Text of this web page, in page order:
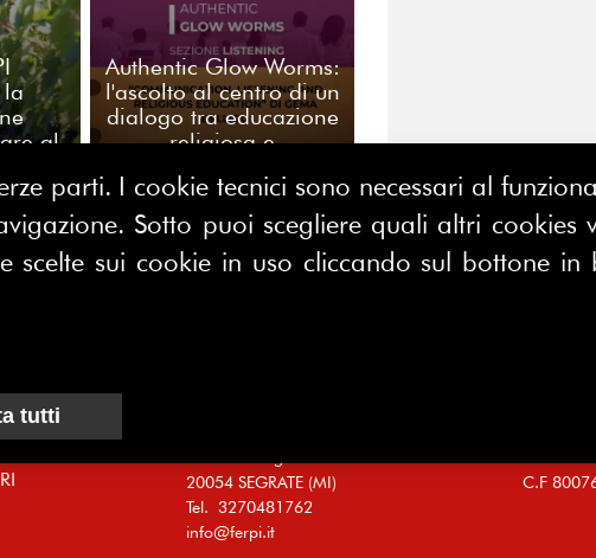
la
al
Authentic Glow Worms:
l'ascolto al centro di un
dialogo tra educazione
religiosa e
CONTATTACI
20054 SEGRATE (MI)
Tel. 3270481762
info@ferpi.it
C.F
parti. I cookie tecnici sono necessari al
Sotto puoi scegliere quali altri cookies
scelte sui cookie in uso cliccando sul bottone in
tutti